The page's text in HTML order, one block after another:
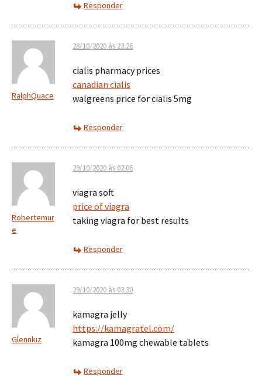
Responder
RalphQuace
28/10/2020 às 23:26
cialis pharmacy prices
canadian cialis
walgreens price for cialis 5mg
Responder
Robertemur
e
29/10/2020 às 02:06
viagra soft
price of viagra
taking viagra for best results
Responder
Glennkiz
29/10/2020 às 03:30
kamagra jelly
https://kamagratel.com/
kamagra 100mg chewable tablets
Responder